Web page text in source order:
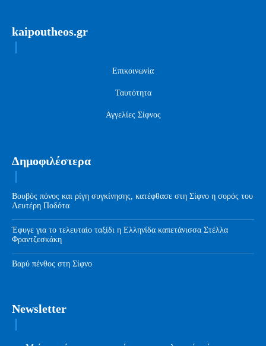
kaipoutheos.gr
Επικοινωνία
Ταυτότητα
Αγγελίες Σίφνος
Δημοφιλέστερα
Βουβός πόνος και ρίγη συγκίνησης, κατέφθασε στη Σίφνο η σορός του
Λευτέρη Ποδότα
Έφυγε για το τελευταίο ταξίδι η Ελληνίδα καπετάνισσα Στέλλα
Φραντζεσκάκη
Βαρύ πένθος στη Σίφνο
Newsletter